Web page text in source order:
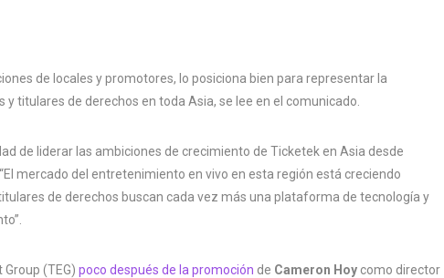
de locales y promotores, lo posiciona bien para representar la
titulares de derechos en toda Asia, se lee en el comunicado.
de liderar las ambiciones de crecimiento de Ticketek en Asia desde
mercado del entretenimiento en vivo en esta región está creciendo
de derechos buscan cada vez más una plataforma de tecnología y
(TEG) poco después de la promoción de Cameron Hoy como director